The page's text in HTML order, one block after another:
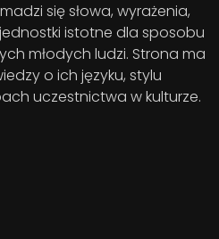
się słowa, wyrażenia,
istotne dla sposobu
młodych ludzi. Strona ma
o ich języku, stylu
uczestnictwa w kulturze.